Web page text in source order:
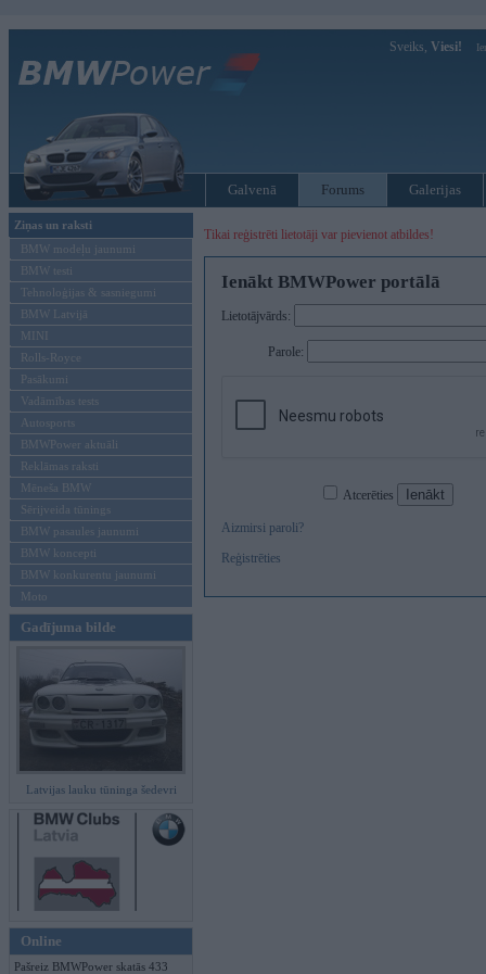
Sveiks, Viesi!
Galvenā Forums Galerijas
Ziņas un raksti
BMW modeļu jaunumi
BMW testi
Tehnoloģijas & sasniegumi
BMW Latvijā
MINI
Rolls-Royce
Pasākumi
Vadāmības tests
Autosports
BMWPower aktuāli
Reklāmas raksti
Mēneša BMW
Sērijveida tūnings
BMW pasaules jaunumi
BMW koncepti
BMW konkurentu jaunumi
Moto
Gadījuma bilde
Latvijas lauku tūninga šedevri
Online
Pašreiz BMWPower skatās 433
Tikai reģistrēti lietotāji var pievienot atbildes!
Ienākt BMWPower portālā
Lietotājvārds:
Parole:
Atcerēties
Aizmirsi paroli?
Reģistrēties